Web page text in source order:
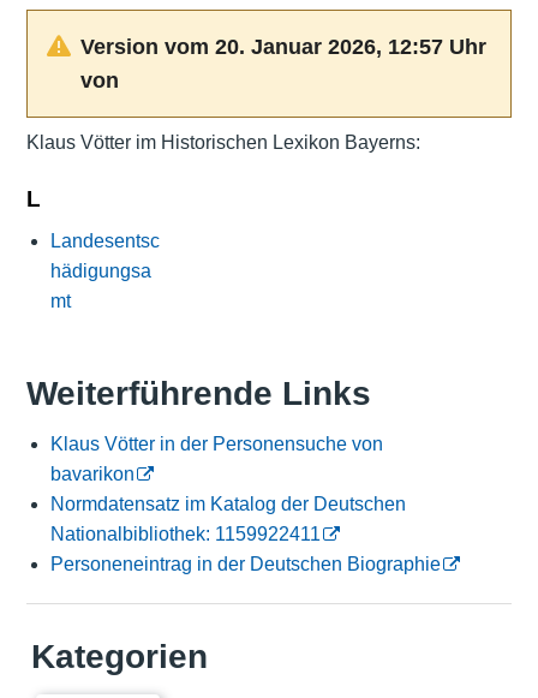
Version vom 20. Januar 2026, 12:57 Uhr
von
Klaus Vötter im Historischen Lexikon Bayerns:
L
Landesentsc
hädigungsa
mt
Weiterführende Links
Klaus Vötter in der Personensuche von
bavarikon
Normdatensatz im Katalog der Deutschen
Nationalbibliothek: 1159922411
Personeneintrag in der Deutschen Biographie
Kategorien